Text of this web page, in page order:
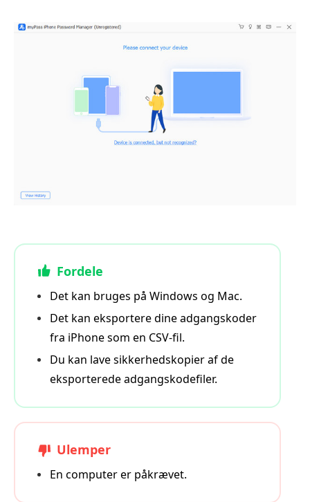
Fordele
Det kan bruges på Windows og Mac.
Det kan eksportere dine adgangskoder
fra iPhone som en CSV‑fil.
Du kan lave sikkerhedskopier af de
eksporterede adgangskodefiler.
Ulemper
En computer er påkrævet.